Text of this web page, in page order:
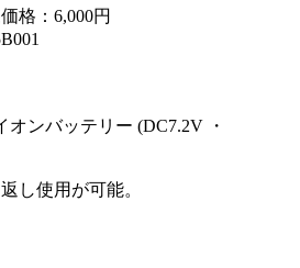
格：6,000円
ンバッテリー (DC7.2V ・
し使用が可能。